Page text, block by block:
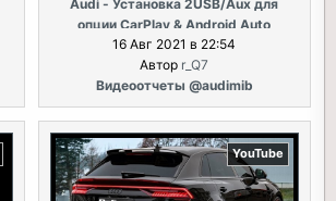
Audi - Установка 2USB/Aux для
опции CarPlay & Android Auto
16 Авг 2021 в 22:54
Автор r_Q7
Видеоотчеты @audimib
YouTube